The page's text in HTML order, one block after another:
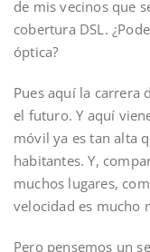
de mis vecinos que
cobertura DSL.
óptica?
Pues aquí la carrera
el futuro. Y aquí
móvil ya es tan alta
habitantes. Y,
muchos lugares,
velocidad es mucho
Pero pensemos un